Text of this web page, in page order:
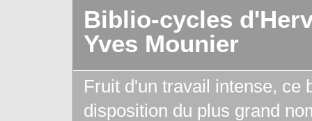
Biblio-cycles
Yves Mounier
Fruit d'un travail intense, ce
disposition du plus grand